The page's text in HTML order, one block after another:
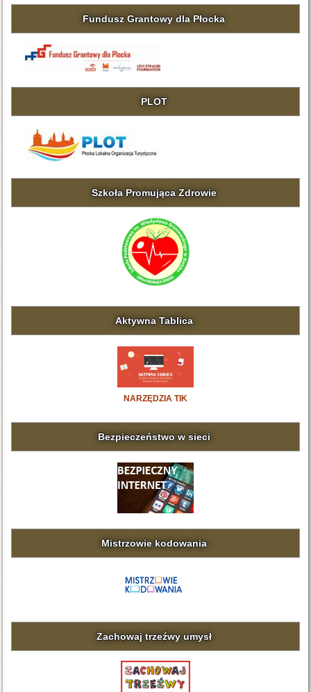
Fundusz Grantowy dla Płocka
PLOT
Szkoła Promująca Zdrowie
Aktywna Tablica
NARZĘDZIA TIK
Bezpieczeństwo w sieci
Mistrzowie kodowania
Zachowaj trzeźwy umysł